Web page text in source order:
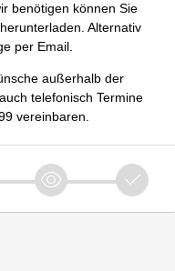
benötigen können Sie
Alternativ
per Email.
außerhalb der
telefonisch Termine
vereinbaren.